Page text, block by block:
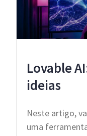
Lovable
ideias
Neste artigo,
uma